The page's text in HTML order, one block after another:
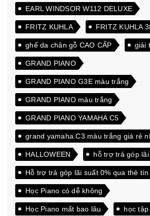
EARL WINDSOR W112 DELUXE
FRITZ KUHLA FRITZ KUHLA
ghế da chân gỗ CAO CẤP giải
GRAND PIANO
GRAND PIANO G3E màu trắng
GRAND PIANO màu trắng
GRAND PIANO YAMAHA C5
grand yamaha C3 màu trắng giá rẻ
HALLOWEEN hỗ trợ trả góp
Hỗ trợ trả góp lãi suất 0% qua thẻ tín
Học Piano có dễ không
Học Piano mất bao lâu học tập